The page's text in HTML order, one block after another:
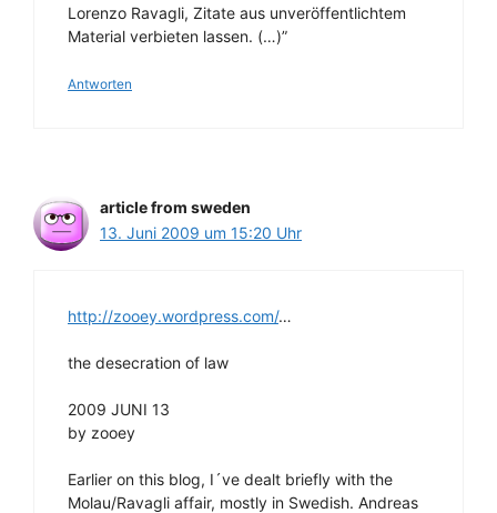
Lorenzo Ravagli, Zitate aus unveröffentlichtem
Material verbieten lassen. (…)”
Antworten
article from sweden
13. Juni 2009 um 15:20 Uhr
http://zooey.wordpress.com/…
the desecration of law
2009 JUNI 13
by zooey
Earlier on this blog, I´ve dealt briefly with the
Molau/Ravagli affair, mostly in Swedish. Andreas